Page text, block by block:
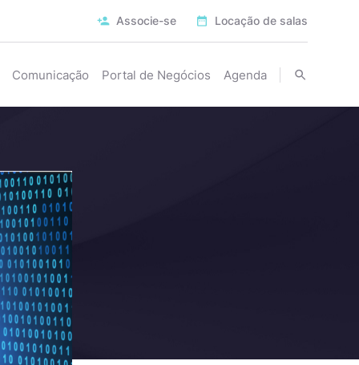
Associe-se Locação de salas
Comunicação Portal de Negócios Agenda